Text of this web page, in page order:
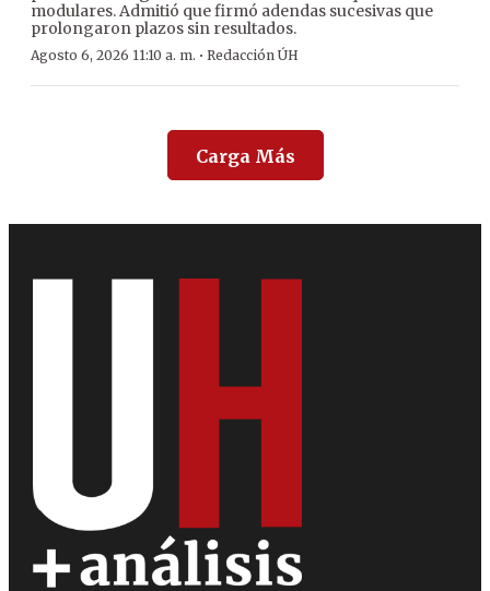
modulares. Admitió que firmó adendas sucesivas que
prolongaron plazos sin resultados.
Agosto 6, 2026 11:10 a. m. · Redacción ÚH
Carga Más